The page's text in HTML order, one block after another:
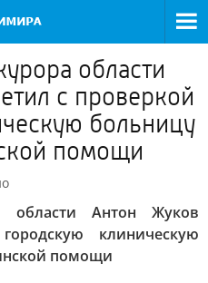
области
с проверкой
больницу
помощи
области Антон Жуков
клиническую
помощи